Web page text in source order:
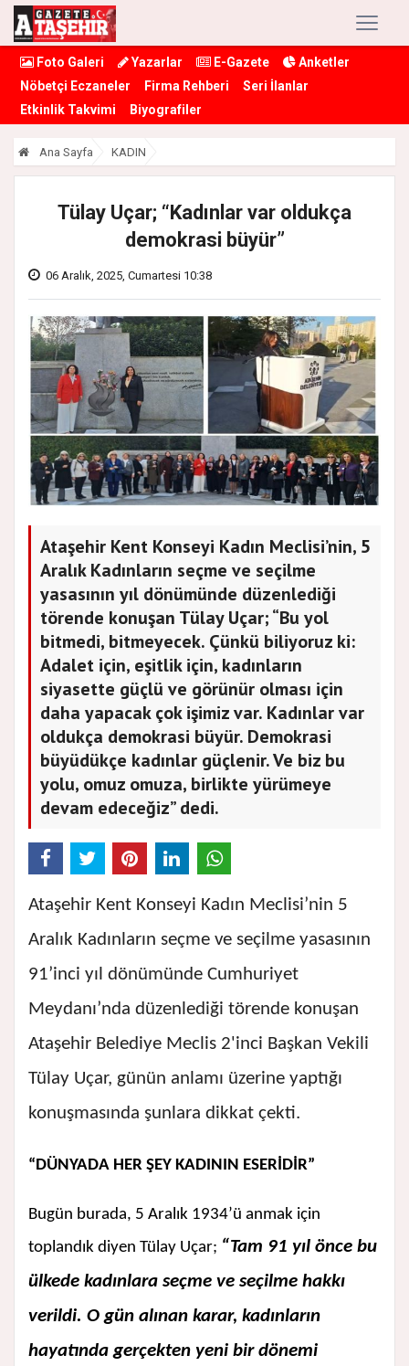
Foto Galeri Yazarlar E-Gazete
Anketler
Nöbetçi Eczaneler
Firma Rehberi
Seri İlanlar
Etkinlik Takvimi
Biyografiler
Ana Sayfa KADIN
Tülay Uçar; “Kadınlar var oldukça
demokrasi büyür”
06 Aralık, 2025, Cumartesi 10:38
Ataşehir Kent Konseyi Kadın Meclisi’nin, 5
Aralık Kadınların seçme ve seçilme
yasasının yıl dönümünde düzenlediği
törende konuşan Tülay Uçar; “Bu yol
bitmedi, bitmeyecek. Çünkü biliyoruz ki:
Adalet için, eşitlik için, kadınların
siyasette güçlü ve görünür olması için
daha yapacak çok işimiz var. Kadınlar var
oldukça demokrasi büyür. Demokrasi
büyüdükçe kadınlar güçlenir. Ve biz bu
yolu, omuz omuza, birlikte yürümeye
devam edeceğiz” dedi.
Ataşehir Kent Konseyi Kadın Meclisi’nin 5
Aralık Kadınların seçme ve seçilme yasasının
91’inci yıl dönümünde Cumhuriyet
Meydanı’nda düzenlediği törende konuşan
Ataşehir Belediye Meclis 2'inci Başkan Vekili
Tülay Uçar, günün anlamı üzerine yaptığı
konuşmasında şunlara dikkat çekti.
“DÜNYADA HER ŞEY KADININ ESERİDİR”
Bugün burada, 5 Aralık 1934’ü anmak için
toplandık diyen Tülay Uçar; “Tam 91 yıl önce bu
ülkede kadınlara seçme ve seçilme hakkı
verildi. O gün alınan karar, kadınların
hayatında gerçekten yeni bir dönemi